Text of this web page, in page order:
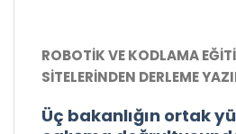
ROBOTİK VE KODLAMA
SİTELERİNDEN DERLEME
Üç bakanlığın ortak